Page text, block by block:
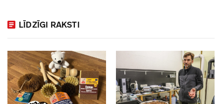
LĪDZĪGI RAKSTI